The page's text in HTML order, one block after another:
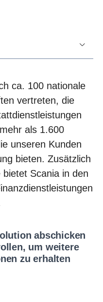
ca. 100 nationale
vertreten, die
als 1.600
unseren Kunden
bieten. Zusätzlich
Scania in den
um weitere
zu erhalten